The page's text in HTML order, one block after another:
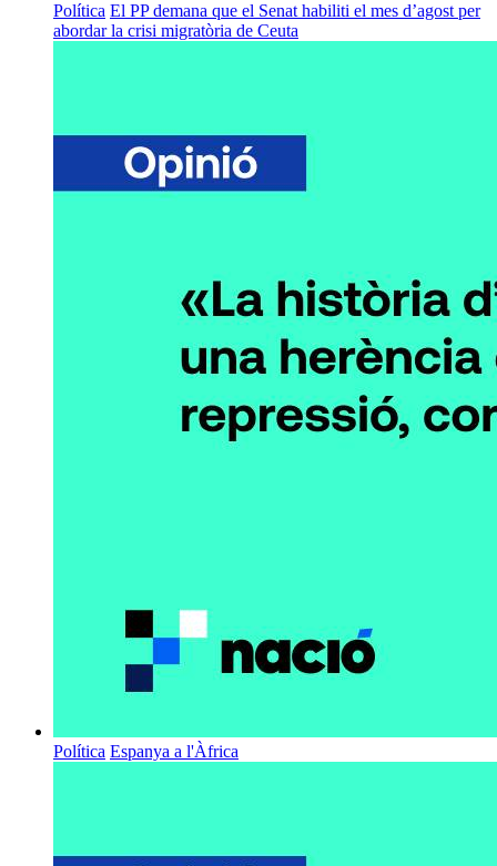
Política El PP demana que el Senat habiliti el mes d’agost per
abordar la crisi migratòria de Ceuta
Política Espanya a l'Àfrica